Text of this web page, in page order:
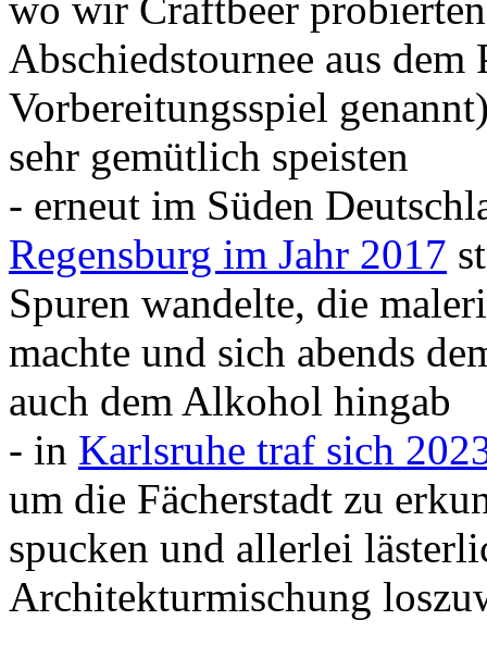
wo wir Craftbeer
Abschiedstournee aus
Vorbereitungsspiel
sehr gemütlich speisten
- erneut im Süden
Regensburg im Jahr 2017
Spuren wandelte, die
machte und sich abends
auch dem Alkohol hingab
- in Karlsruhe traf sich
um die Fächerstadt zu
spucken und allerlei
Architekturmischung